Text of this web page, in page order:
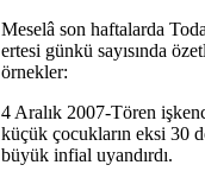
Meselâ son haftalarda
ertesi günkü sayısında
örnekler:
4 Aralık 2007-Tören
küçük çocukların eksi 30
büyük infial uyandırdı.